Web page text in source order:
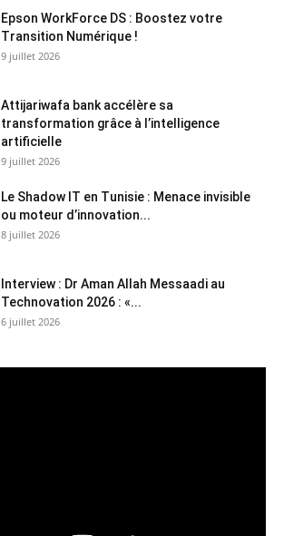
Epson WorkForce DS : Boostez votre
Transition Numérique !
9 juillet 2026
Attijariwafa bank accélère sa
transformation grâce à l’intelligence
artificielle
9 juillet 2026
Le Shadow IT en Tunisie : Menace invisible
ou moteur d’innovation...
8 juillet 2026
Interview : Dr Aman Allah Messaadi au
Technovation 2026 : «...
6 juillet 2026